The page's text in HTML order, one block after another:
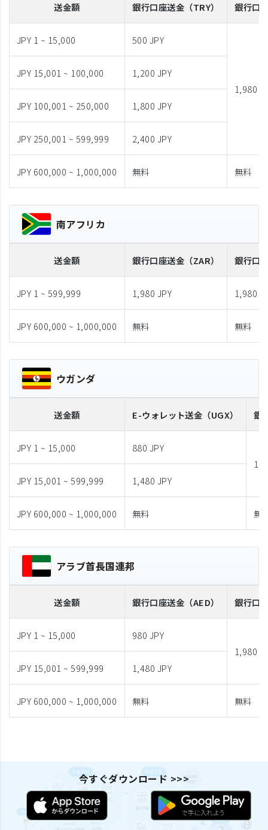
送金額 銀行口座送金 （TRY） 銀行口
JPY 1 ~ 15,000 500 JPY
1,980
JPY 15,001 ~ 100,000 1,200 JPY
JPY 100,001 ~ 250,000 1,800 JPY
JPY 250,001 ~ 599,999 2,400 JPY
JPY 600,000 ~ 1,000,000 無料 無料
南アフリカ
送金額 銀行口座送金 （ZAR） 銀行口
JPY 1 ~ 599,999 1,980 JPY 1,980
JPY 600,000 ~ 1,000,000 無料 無料
ウガンダ
送金額 E-ウォレット送金 （UGX） 銀
JPY 1 ~ 15,000
880 JPY
JPY 15,001 ~ 599,999
1,480 JPY
JPY 600,000 ~ 1,000,000 無料 無
アラブ首長国連邦
送金額 銀行口座送金 （AED） 銀行口
JPY 1 ~ 15,000
980 JPY
1,980
JPY 15,001 ~ 599,999
1,480 JPY
JPY 600,000 ~ 1,000,000 無料 無料
今すぐダウンロード >>>